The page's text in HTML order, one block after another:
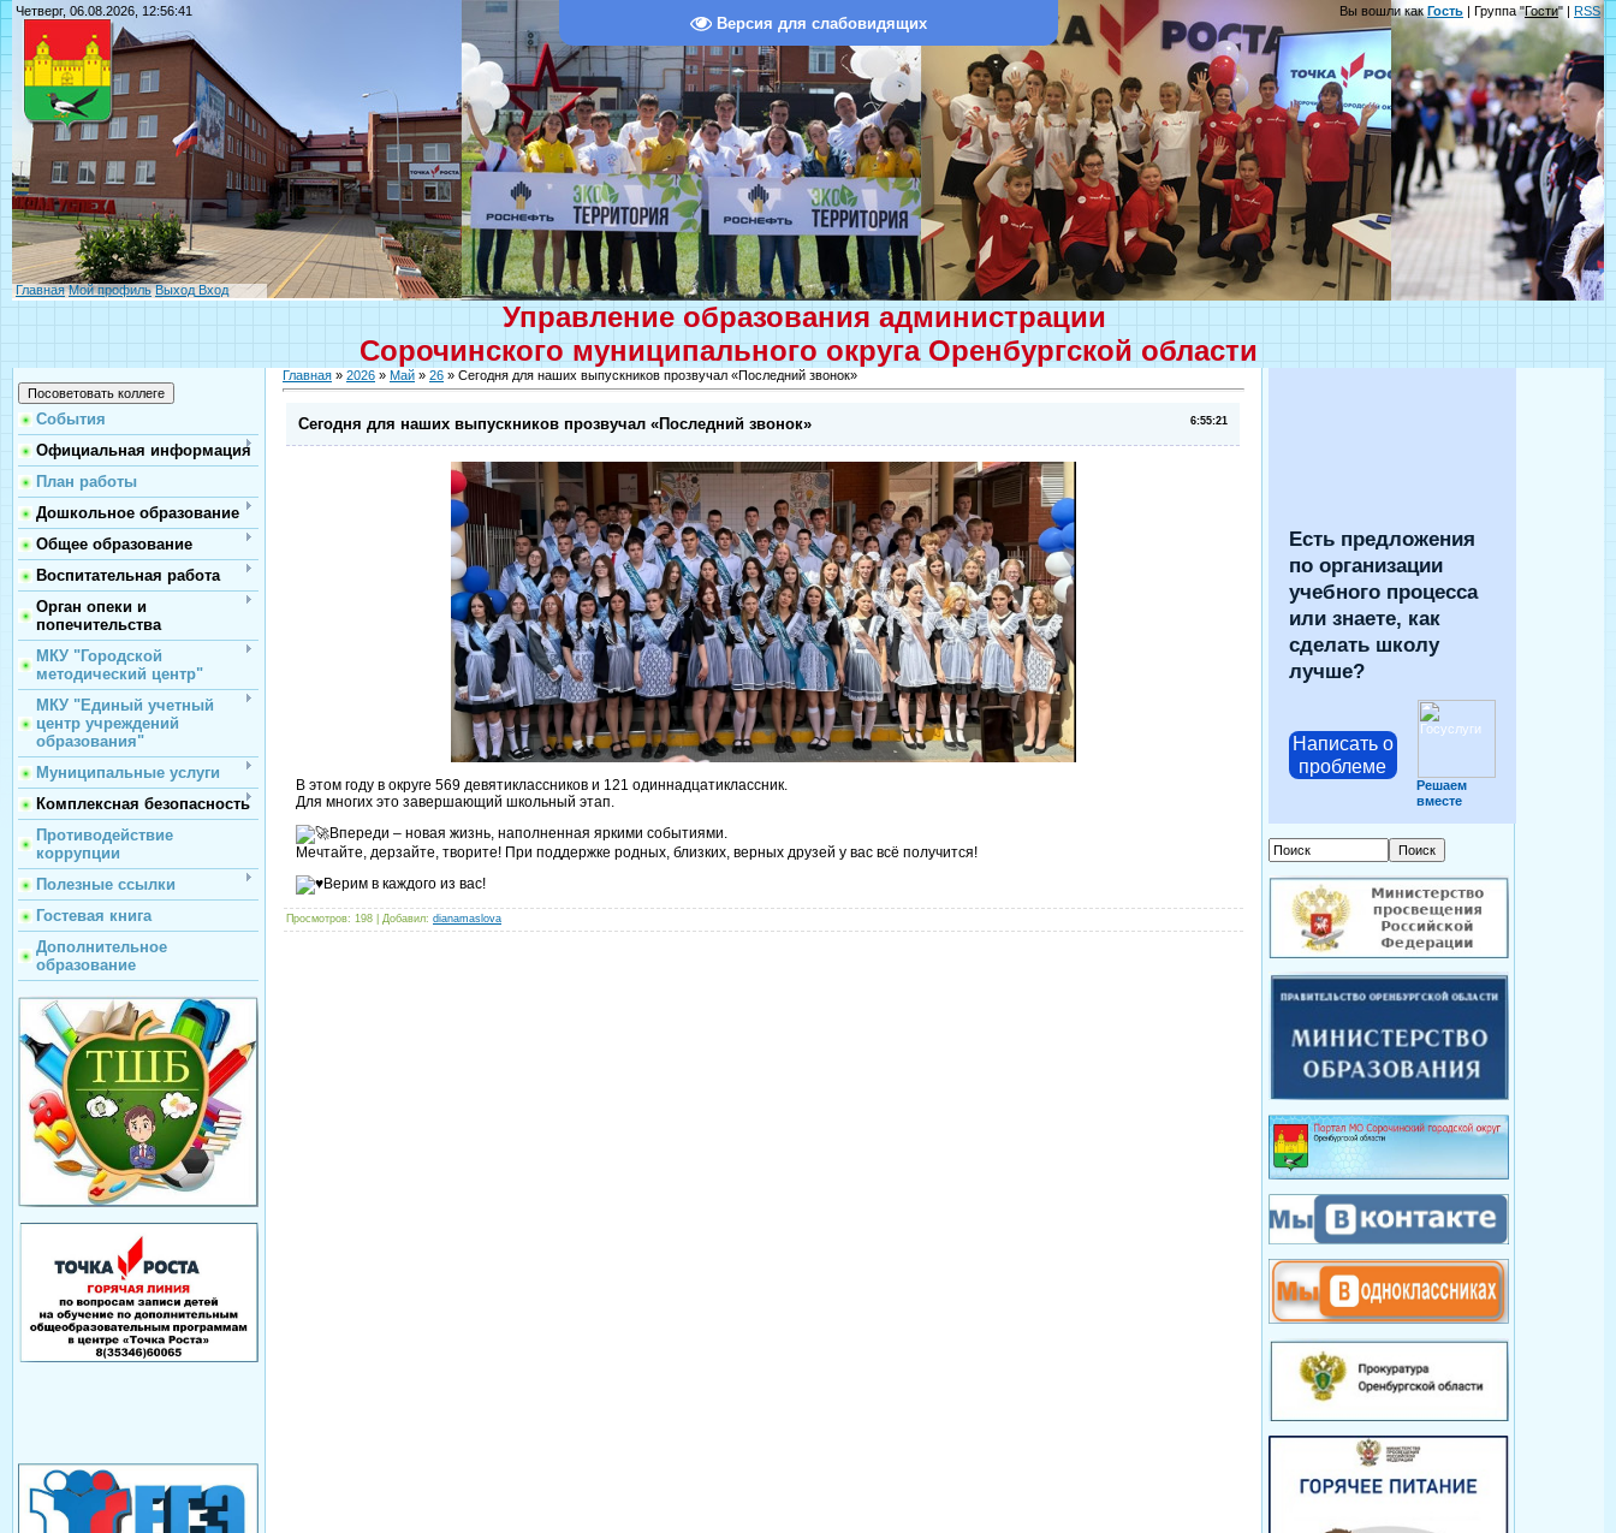
Версия для слабовидящих
Четверг, 06.08.2026, 12:56:41 Вы вошли какГость | Группа "Гости" | RSS
Главная Мой профиль Выход Вход
Управление образования администрации
Сорочинского муниципального округа Оренбургской области
События
Официальная информация
План работы
Дошкольное образование
Общее образование
Воспитательная работа
Орган опеки и
попечительства
МКУ "Городской
методический центр"
МКУ "Единый учетный
центр учреждений
образования"
Муниципальные услуги
Комплексная безопасность
Противодействие
коррупции
Полезные ссылки
Гостевая книга
Дополнительное
образование
Главная » 2026 » Май » 26 » Сегодня для наших выпускников прозвучал «Последний звонок»
6:55:21
Сегодня для наших выпускников прозвучал «Последний звонок»
В этом году в округе 569 девятиклассников и 121 одиннадцатиклассник.
Для многих это завершающий школьный этап.
Впереди – новая жизнь, наполненная яркими событиями.
Мечтайте, дерзайте, творите! При поддержке родных, близких, верных друзей у вас всё получится!
Верим в каждого из вас!
Просмотров: 198 | Добавил: dianamaslova
Есть предложения
по организации
учебного процесса
или знаете, как
сделать школу
лучше?
Написать о
проблеме
Решаем
вместе